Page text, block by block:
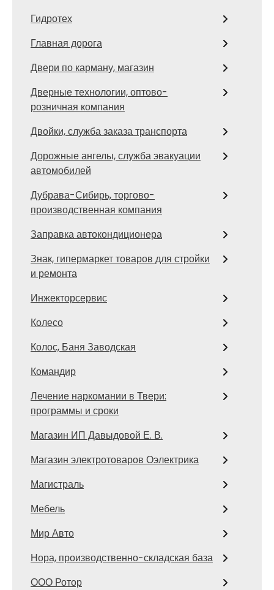
Гидротех
Главная дорога
Двери по карману, магазин
Дверные технологии, оптово-
розничная компания
Двойки, служба заказа транспорта
Дорожные ангелы, служба эвакуации
автомобилей
Дубрава-Сибирь, торгово-
производственная компания
Заправка автокондиционера
Знак, гипермаркет товаров для стройки
и ремонта
Инжекторсервис
Колесо
Колос, Баня Заводская
Командир
Лечение наркомании в Твери:
программы и сроки
Магазин ИП Давыдовой Е. В.
Магазин электротоваров Оэлектрика
Магистраль
Мебель
Мир Авто
Нора, производственно-складская база
ООО Ротор